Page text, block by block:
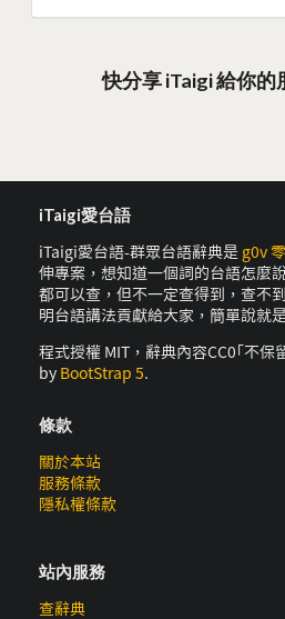
快分享 iTaigi 給你的
iTaigi愛台語
iTaigi愛台語-群眾台語辭典是 g0v
伸專案，想知道一個詞的台語怎麼
都可以查，但不一定查得到，查不
明台語講法貢獻給大家，簡單說就
程式授權 MIT，辭典內容CC0｢不
by BootStrap 5.
條款
關於本站
服務條款
隱私權條款
站內服務
查辭典